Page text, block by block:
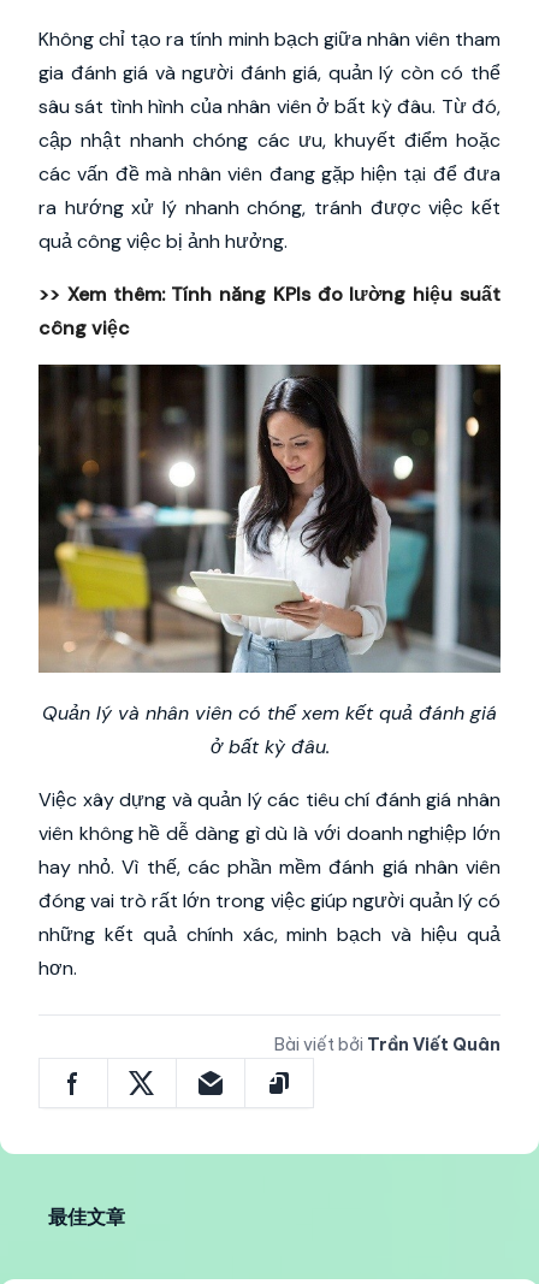
Không chỉ tạo ra tính minh bạch giữa nhân viên tham
gia đánh giá và người đánh giá, quản lý còn có thể
sâu sát tình hình của nhân viên ở bất kỳ đâu. Từ đó,
cập nhật nhanh chóng các ưu, khuyết điểm hoặc
các vấn đề mà nhân viên đang gặp hiện tại để đưa
ra hướng xử lý nhanh chóng, tránh được việc kết
quả công việc bị ảnh hưởng.
>> Xem thêm: Tính năng KPIs đo lường hiệu suất
công việc
Quản lý và nhân viên có thể xem kết quả đánh giá
ở bất kỳ đâu.
Việc xây dựng và quản lý các tiêu chí đánh giá nhân
viên không hề dễ dàng gì dù là với doanh nghiệp lớn
hay nhỏ. Vì thế, các phần mềm đánh giá nhân viên
đóng vai trò rất lớn trong việc giúp người quản lý có
những kết quả chính xác, minh bạch và hiệu quả
hơn.
Bài viết bởi Trần Viết Quân
最佳文章